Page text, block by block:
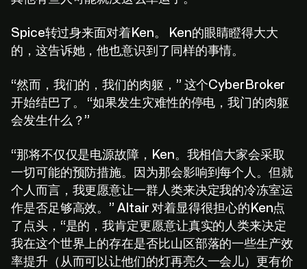
Click:To: Explor
Spice转过身来面对着Ken。 Ken的眼睛瞪得大大
的，这告诉她，他也意识到了同样的事情。
“然而，我们的，我们的肉躯，” 这个CyberBroker
开始结巴了。 “如果发生灾难性的停电，我门的肉躯
会发生什么？”
“那将不仅仅是电源故障，Ken。我相信大家会采取
一切可能的预防措施。因为那会影响到每个人。但就
个人而言，我更愿意让一群人类来决定我的冷冻室运
作是否足够高效。” Altair 对着显得很担心的Ken点
了点头，“是的，我肯定更愿意让真实的人类来决定
我在这个世界上的存在是否比山区部落的一些生产效
率提升（从而可以让他们的灯再亮久一会儿）更有价